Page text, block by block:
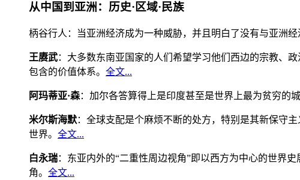
从中国到亚洲：历史·区域·民族
柄谷行人：当亚洲经济成为一种威胁，并且明白了没有与亚洲
王赓武：大多数东南亚国家的人们希望学习他们西边的宗教、
包含的价值体系。 全文...
阿玛蒂亚·森：加尔各答算得上是印度甚至是世界上最为贫穷的
米尔斯海默：全球支配是个麻烦不断的处方，特别是其新保守
世界。 全文...
白永瑞：东亚内外的“二重性周边视角”即以西方为中心的世界
角。 全文...